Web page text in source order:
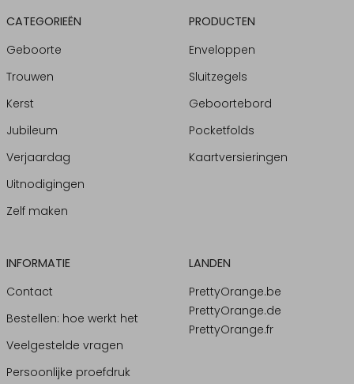
CATEGORIEËN
Geboorte
Trouwen
Kerst
Jubileum
Verjaardag
Uitnodigingen
Zelf maken
PRODUCTEN
Enveloppen
Sluitzegels
Geboortebord
Pocketfolds
Kaartversieringen
INFORMATIE
Contact
Bestellen: hoe werkt het
Veelgestelde vragen
Persoonlijke proefdruk
LANDEN
PrettyOrange.be
PrettyOrange.de
PrettyOrange.fr